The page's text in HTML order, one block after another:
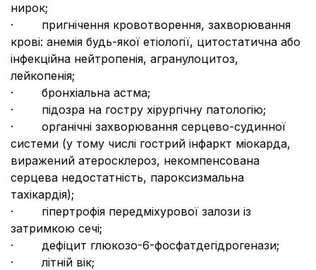
нирок;
· пригнічення кровотворення, захворювання
крові: анемія будь-якої етіології, цитостатична або
інфекційна нейтропенія, агранулоцитоз,
лейкопенія;
· бронхіальна астма;
· підозра на гостру хірургічну патологію;
· органічні захворювання серцево-судинної
системи (у тому числі гострий інфаркт міокарда,
виражений атеросклероз, некомпенсована
серцева недостатність, пароксизмальна
тахікардія);
· гіпертрофія передміхурової залози із
затримкою сечі;
· дефіцит глюкозо-6-фосфатдегідрогенази;
· літній вік;